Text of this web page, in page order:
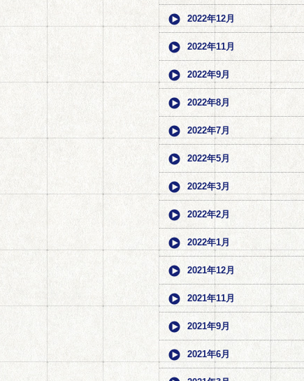
2022年12月
2022年11月
2022年9月
2022年8月
2022年7月
2022年5月
2022年3月
2022年2月
2022年1月
2021年12月
2021年11月
2021年9月
2021年6月